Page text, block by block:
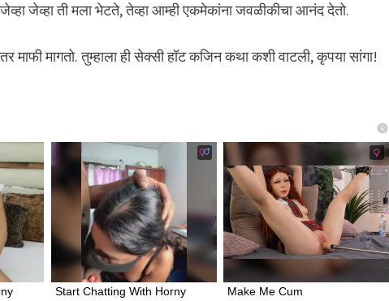
जेव्हा ती मला भेटते, तेव्हा आम्ही एकमेकांना जवळीकीचा आनंद देतो.
मागतो. तुम्हाला ही सेक्सी हॉट कजिन कथा कशी वाटली, कृपया सांगा!
Start Chatting With Horny
Make Me Cum